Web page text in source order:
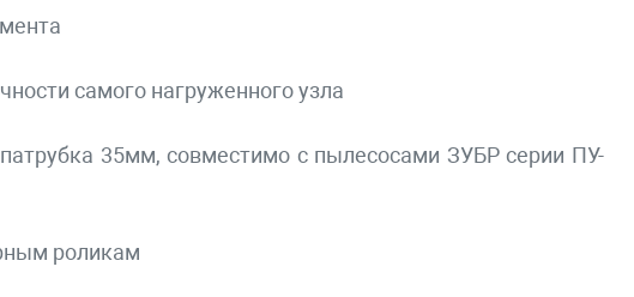
самого нагруженного узла
35мм, совместимо с пылесосами ЗУБР серии ПУ-
роликам